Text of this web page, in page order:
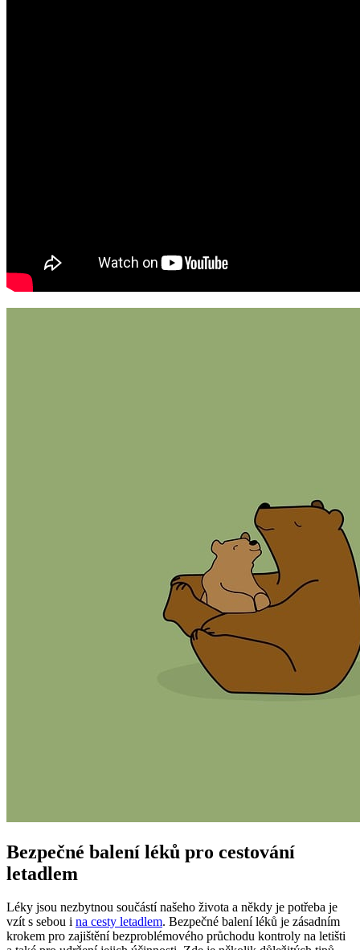
Bezpečné balení léků pro cestování
letadlem
Léky jsou nezbytnou součástí našeho života a někdy je potřeba je
vzít s sebou i na cesty letadlem. Bezpečné balení léků je zásadním
krokem pro zajištění bezproblémového průchodu kontroly na letišti